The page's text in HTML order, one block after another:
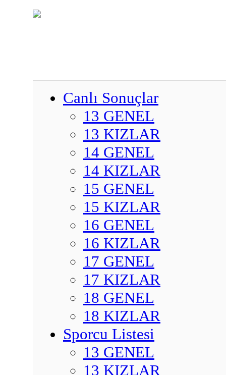
Canlı Sonuçlar
13 GENEL
13 KIZLAR
14 GENEL
14 KIZLAR
15 GENEL
15 KIZLAR
16 GENEL
16 KIZLAR
17 GENEL
17 KIZLAR
18 GENEL
18 KIZLAR
Sporcu Listesi
13 GENEL
13 KIZLAR